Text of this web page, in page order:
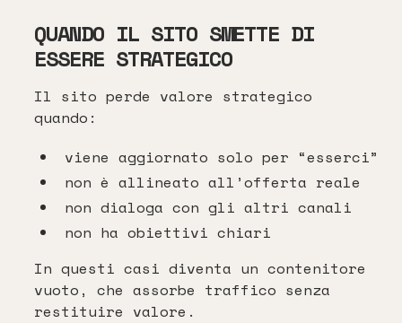
QUANDO IL SITO SMETTE DI
ESSERE STRATEGICO
Il sito perde valore strategico
quando:
viene aggiornato solo per “esserci”
non è allineato all’offerta reale
non dialoga con gli altri canali
non ha obiettivi chiari
In questi casi diventa un contenitore
vuoto, che assorbe traffico senza
restituire valore.